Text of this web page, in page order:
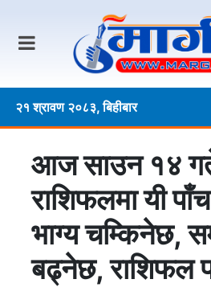
२१ श्रावण २०८३, बिहीबार
आज साउन १४
राशिफलमा यी
भाग्य चम्किनेछ,
बढ्नेछ, राशिफल